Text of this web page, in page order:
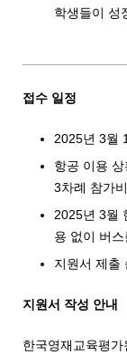
학생들이 성
접수 일정
2025년 3월
항공 이용
3차례 참가
2025년 3월
용 없이 버
지원서 제출
지원서 작성 안내
한국영재교육평